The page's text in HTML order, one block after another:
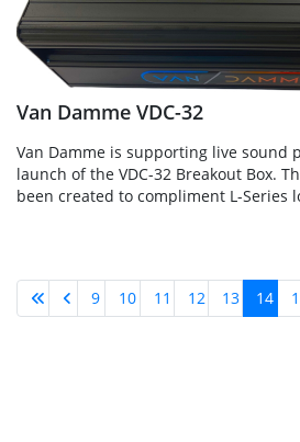
Van Damme VDC-32
Van Damme is supporting live sound
launch of the VDC-32 Breakout Box.
been created to compliment L-Series
9 10 11 12 13 14